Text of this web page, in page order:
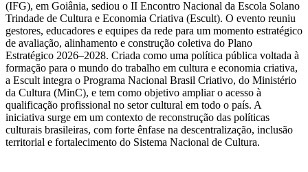
(IFG), em Goiânia, sediou o II Encontro Nacional da Escola Solano
Trindade de Cultura e Economia Criativa (Escult). O evento reuniu
gestores, educadores e equipes da rede para um momento estratégico
de avaliação, alinhamento e construção coletiva do Plano
Estratégico 2026–2028. Criada como uma política pública voltada à
formação para o mundo do trabalho em cultura e economia criativa,
a Escult integra o Programa Nacional Brasil Criativo, do Ministério
da Cultura (MinC), e tem como objetivo ampliar o acesso à
qualificação profissional no setor cultural em todo o país. A
iniciativa surge em um contexto de reconstrução das políticas
culturais brasileiras, com forte ênfase na descentralização, inclusão
territorial e fortalecimento do Sistema Nacional de Cultura.